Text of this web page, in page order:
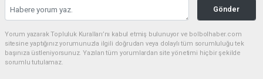
Gönder
Yorum yazarak Topluluk Kuralları’nı kabul etmiş bulunuyor ve bolbolhaber.com
sitesine yaptığınız yorumunuzla ilgili doğrudan veya dolaylı tüm sorumluluğu tek
başınıza üstleniyorsunuz. Yazılan tüm yorumlardan site yönetimi hiçbir şekilde
sorumlu tutulamaz.